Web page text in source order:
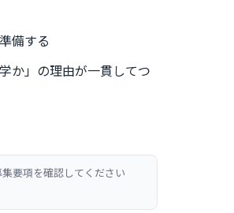
備する
か」の理由が一貫してつ
要項を確認してください